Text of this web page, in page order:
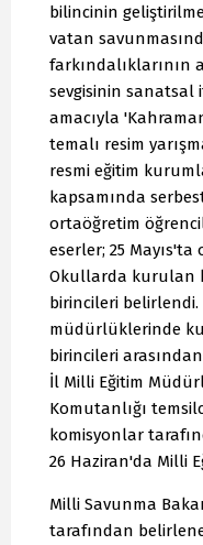
bilincinin
vatan
farkındalıklarının
sevgisinin sanatsal
amacıyla
temalı resim
resmi eğitim
kapsamında
ortaöğretim
eserler; 25
Okullarda kurulan
birincileri belirlendi.
müdürlüklerinde
birincileri
İl Milli Eğitim
Komutanlığı
komisyonlar
26 Haziran'da Milli
Milli Savunma
tarafından